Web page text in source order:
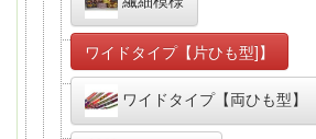
ワイドタイプ【片ひも型]】
ワイドタイプ【両ひも型】